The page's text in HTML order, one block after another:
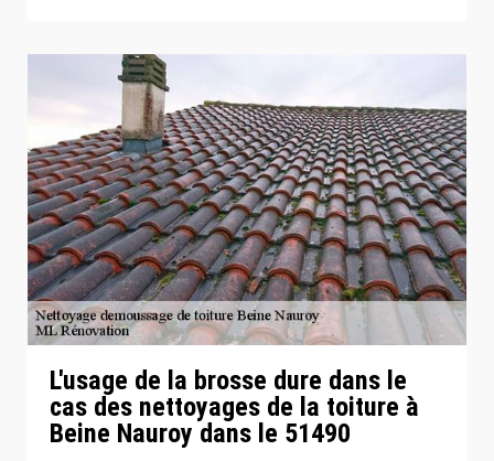
L'usage de la brosse dure dans le
cas des nettoyages de la toiture à
Beine Nauroy dans le 51490